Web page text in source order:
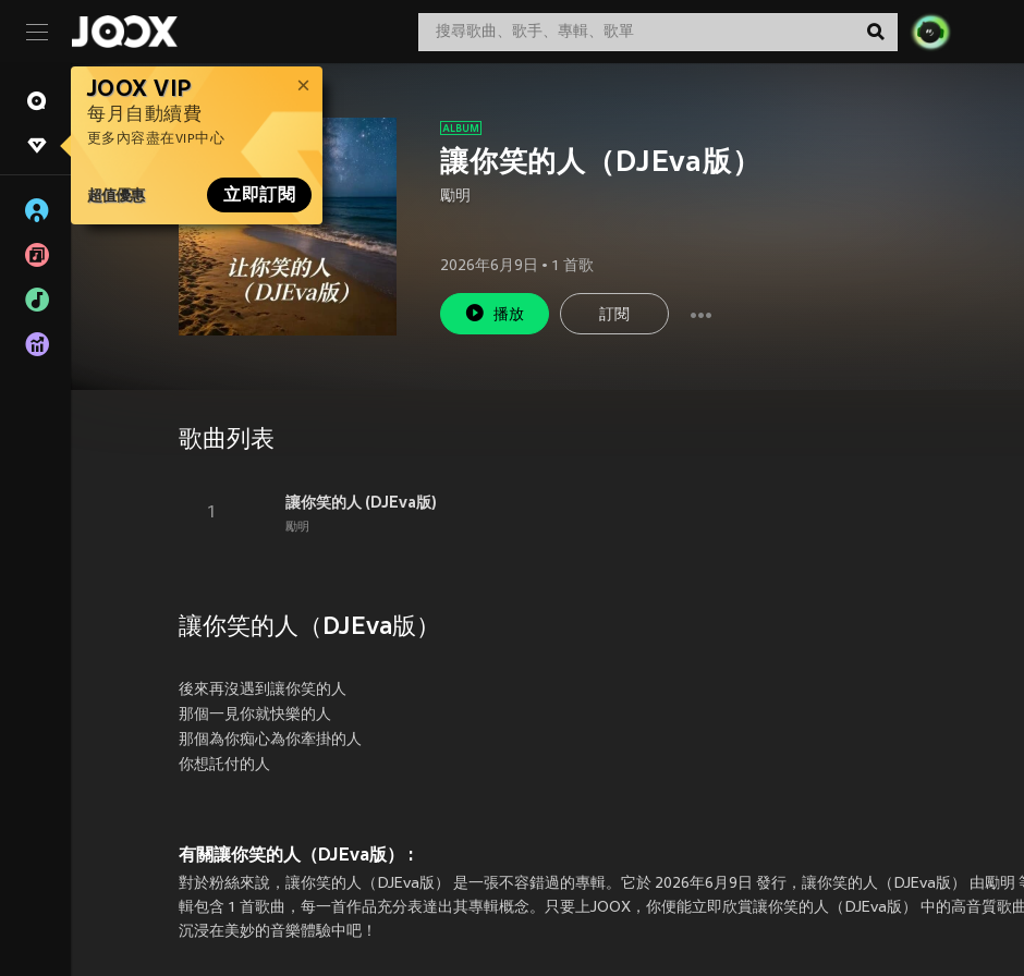
JOOX VIP
每月自動續費
更多內容盡在VIP中心
超值優惠 立即訂閱
讓你笑的人（DJEva版）
勵明
2026年6月9日 • 1 首歌
播放 訂閱
歌曲列表
1
讓你笑的人 (DJEva版)
勵明
讓你笑的人（DJEva版）
後來再沒遇到讓你笑的人
那個一見你就快樂的人
那個為你痴心為你牽掛的人
你想託付的人
有關讓你笑的人（DJEva版） :
對於粉絲來說，讓你笑的人（DJEva版） 是一張不容錯過的專輯。它於 2026年6月9日 發行，讓你笑的人（DJEva版） 由勵明
輯包含 1 首歌曲，每一首作品充分表達出其專輯概念。只要上JOOX，你便能立即欣賞讓你笑的人（DJEva版） 中的高音質歌
沉浸在美妙的音樂體驗中吧！